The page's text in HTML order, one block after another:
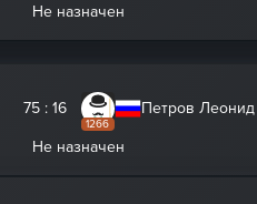
Не назначен
75 : 16
1266
Петров Леонид
Не назначен